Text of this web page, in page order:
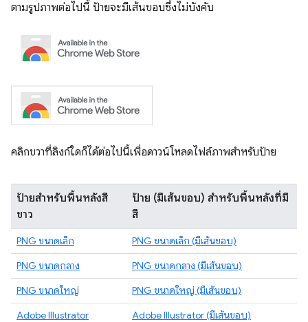
ตามรูปภาพต่อไปนี้ ป้ายจะมีเส้นขอบซึ่งไม่บังคับ
คลิกขวาที่ลิงก์ใดก็ได้ต่อไปนี้เพื่อดาวน์โหลดไฟล์ภาพสำหรับป้าย
ป้ายสำหรับพื้นหลังสี
ขาว
ป้าย (มีเส้นขอบ) สำหรับพื้นหลังที่มี
สี
PNG ขนาดเล็ก
PNG ขนาดเล็ก (มีเส้นขอบ)
PNG ขนาดกลาง
PNG ขนาดกลาง (มีเส้นขอบ)
PNG ขนาดใหญ่
PNG ขนาดใหญ่ (มีเส้นขอบ)
Adobe Illustrator
Adobe Illustrator (มีเส้นขอบ)